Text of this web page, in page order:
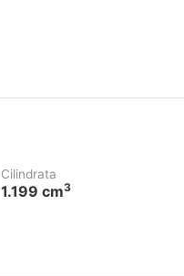
Cilindrata
1.199 cm3